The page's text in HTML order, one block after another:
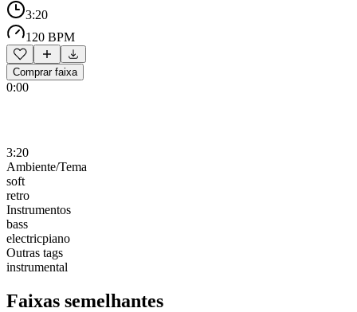
3:20
120 BPM
Comprar faixa
0:00
3:20
Ambiente/Tema
soft
retro
Instrumentos
bass
electricpiano
Outras tags
instrumental
Faixas semelhantes